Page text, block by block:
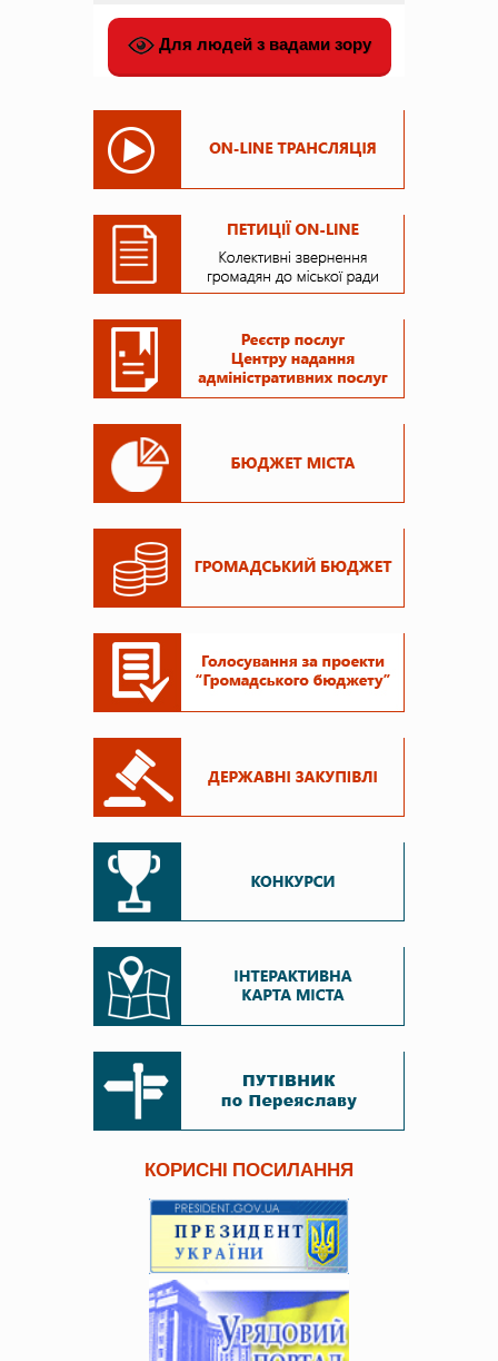
Для людей з вадами зору
КОРИСНІ ПОСИЛАННЯ